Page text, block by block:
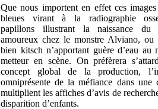
Que nous importent en effet ces
bleues virant à la radiographie
papillons illustrant la naissance du
amoureux chez le monstre Alviano, ou
bien kitsch n’apportant guère d’eau au
metteur en scène. On préfèrera
concept global de la production,
omniprésente de la méfiance dans une
multiplient les affiches d’avis de
disparition d’enfants.